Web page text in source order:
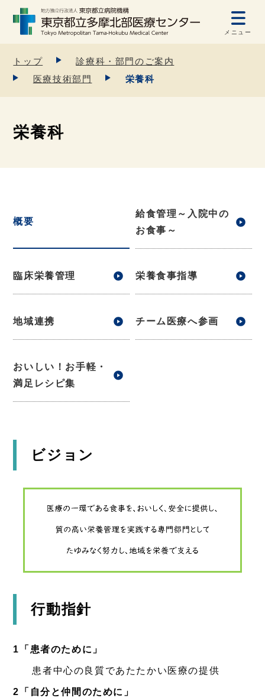
メニュー
トップ
診療科・部門のご案内
医療技術部門
栄養科
栄養科
概要
給食管理～入院中の
お食事～
臨床栄養管理 栄養食事指導
地域連携 チーム医療へ参画
おいしい！お手軽・
満足レシピ集
ビジョン
行動指針
1「患者のために」
患者中心の良質であたたかい医療の提供
2「自分と仲間のために」